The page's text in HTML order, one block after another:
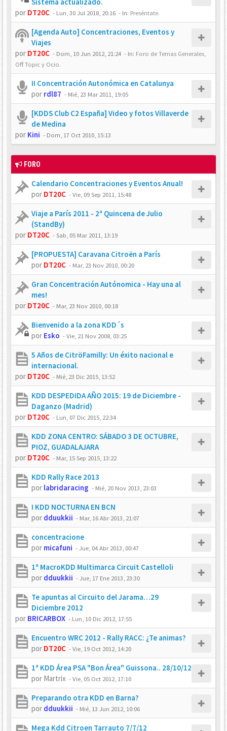
por DT20C - Lun, 30 Jul 2018, 20:16 - In: Preséntate.
[Agenda Auto] Concentraciones, Eventos y
Viajes
por DT20C - Dom, 10 Jun 2012, 21:24 - In: Foro de Temas Generales,
Off Topic y Ocio.
II Concentración Autonómica en Catalunya
por rdl87 - Mié, 23 Mar 2011, 19:05
[KDDS Club C2 España] Video y fotos Villaverde
de Medina
por Kini - Dom, 17 Oct 2010, 15:13
FORO
Calendario Concentraciones y Eventos Anual!
por DT20C -Vie, 09 Sep 2011, 15:48
Viaje a París 2011 - 2ª Quincena de Julio
(StandBy)
por DT20C -Sab, 05 Mar 2011, 13:19
[PROPUESTA] Caravana Citroën a París
por DT20C - Mar, 23 Nov 2010, 00:20
Gran Concentración Autónomica - Hay una al
mes!
por DT20C - Mar, 23 Nov 2010, 00:18
Bienvenido a la zona KDD´s
por Esko -Vie, 21 Nov 2008, 03:25
5 Años de CitröFamilly: Un éxito nacional e
internacional.
por DT20C - Mié, 23 Dic 2015, 13:52
KDD DESPEDIDA AÑO 2015: 19 de Diciembre -
Daganzo (Madrid)
por DT20C - Lun, 07 Dic 2015, 22:34
KDD ZONA CENTRO: SÁBADO 3 DE OCTUBRE,
PIOZ, GUADALAJARA
por DT20C - Mar, 15 Sep 2015, 13:22
KDD Rally Race 2013
por labridaracing - Mié, 20 Nov 2013, 23:03
I KDD NOCTURNA EN BCN
por dduukkii - Mar, 16 Abr 2013, 21:07
concentracione
por micafuni -Jue, 04 Abr 2013, 00:47
1ª MacroKDD Multimarca Circuit Castelloli
por dduukkii -Jue, 17 Ene 2013, 23:30
Te apuntas al Circuito del Jarama…29
Diciembre 2012
por BRICARBOX - Lun, 10 Dic 2012, 17:55
Encuentro WRC 2012 - Rally RACC: ¿Te animas?
por DT20C -Vie, 19 Oct 2012, 14:20
1ª KDD Área PSA "Bon Área" Guissona.. 28/10/12
por Martrix -Vie, 05 Oct 2012, 17:10
Preparando otra KDD en Barna?
por dduukkii - Mié, 13 Jun 2012, 10:06
Mega Kdd Citroen Tarrauto 7/7/12